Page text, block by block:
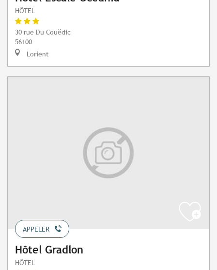
HÔTEL
30 rue Du Couëdic
56100
Lorient
APPELER
Hôtel Gradlon
HÔTEL